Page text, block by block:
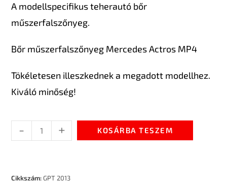
A modellspecifikus teherautó bőr
műszerfalszőnyeg.
Bőr műszerfalszőnyeg Mercedes Actros MP4
Tökéletesen illeszkednek a megadott modellhez.
Kiváló minőség!
- + KOSÁRBA TESZEM
Cikkszám:GPT 2013